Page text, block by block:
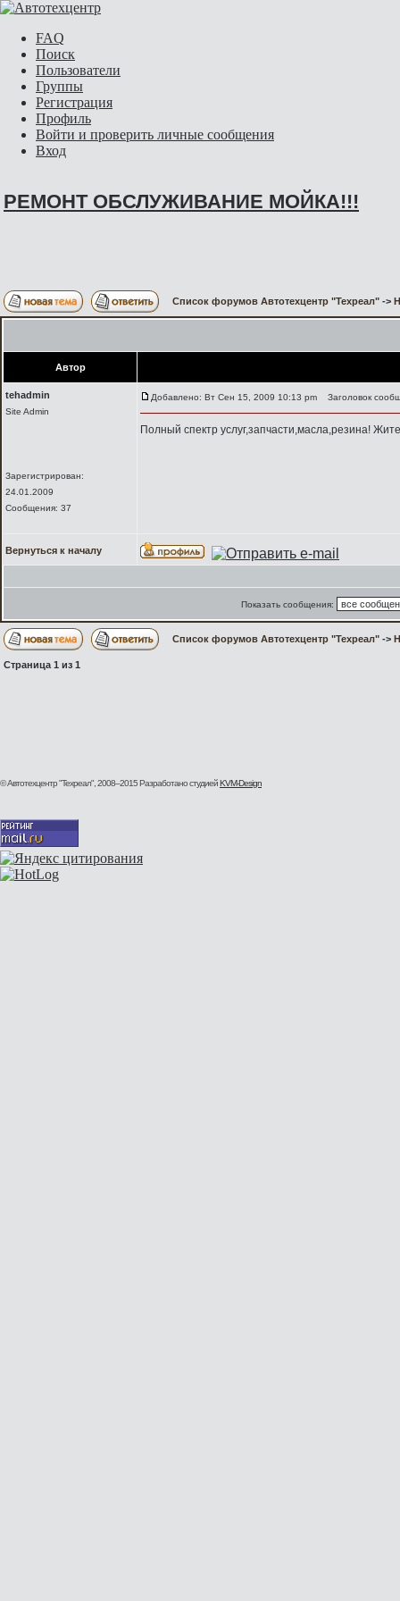
FAQ
Поиск
Пользователи
Группы
Регистрация
Профиль
Войти и проверить личные сообщения
Вход
РЕМОНТ ОБСЛУЖИВАНИЕ МОЙКА!!!
Список форумов Автотехцентр "Техреал" ->
Автор
tehadmin
Site Admin
Зарегистрирован:
24.01.2009
Сообщения: 37
Добавлено: Вт Сен 15, 2009 10:13 pm Заголовок
Полный спектр услуг,запчасти,масла,резина!
Вернуться к началу
Показать сообщения:
Список форумов Автотехцентр "Техреал" ->
Страница 1 из 1
© Автотехцентр "Техреал", 2008–2015Разработано студиейKVM-Design